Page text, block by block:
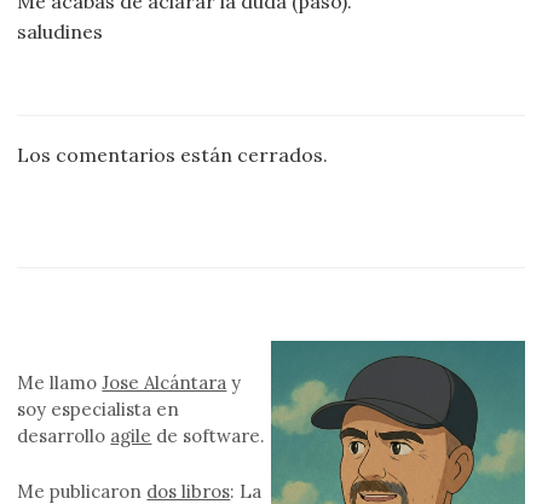
saludines
Los comentarios están cerrados.
Me llamoJose Alcántara y
soy especialista en
desarrollo agile de software.
Me publicaron dos libros: La